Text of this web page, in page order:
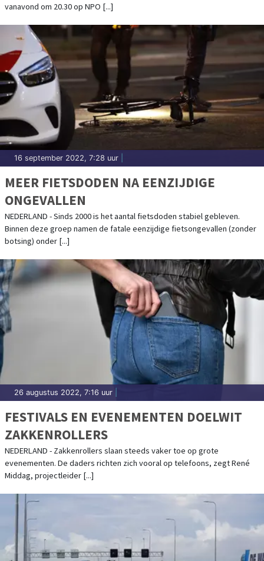
vanavond om 20.30 op NPO [...]
16 september 2022, 7:28 uur
MEER FIETSDODEN NA EENZIJDIGE
ONGEVALLEN
NEDERLAND - Sinds 2000 is het aantal fietsdoden stabiel gebleven.
Binnen deze groep namen de fatale eenzijdige fietsongevallen (zonder
botsing) onder [...]
26 augustus 2022, 7:16 uur
FESTIVALS EN EVENEMENTEN DOELWIT
ZAKKENROLLERS
NEDERLAND - Zakkenrollers slaan steeds vaker toe op grote
evenementen. De daders richten zich vooral op telefoons, zegt René
Middag, projectleider [...]